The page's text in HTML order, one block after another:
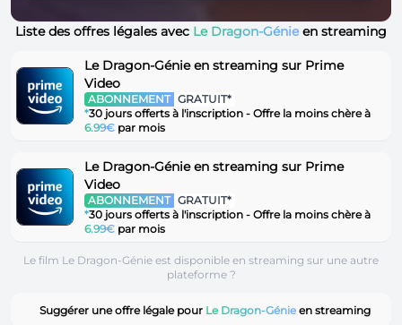
Liste des offres légales avec Le Dragon-Génie en streaming
Le Dragon-Génie en streaming sur Prime
Video
ABONNEMENT GRATUIT*
*30 jours offerts à l'inscription - Offre la moins chère à
6.99€ par mois
Le Dragon-Génie en streaming sur Prime
Video
ABONNEMENT GRATUIT*
*30 jours offerts à l'inscription - Offre la moins chère à
6.99€ par mois
Le film Le Dragon-Génie est disponible en streaming sur une autre
plateforme ?
Suggérer une offre légale pour Le Dragon-Génieen streaming